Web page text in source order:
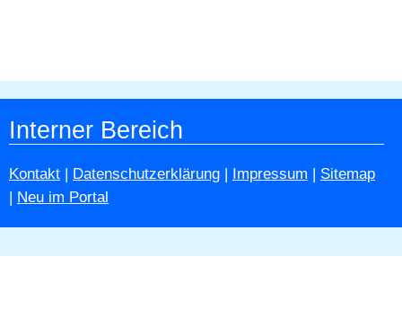
Interner Bereich
Kontakt Datenschutzerklärung Impressum
Sitemap
Neu im Portal